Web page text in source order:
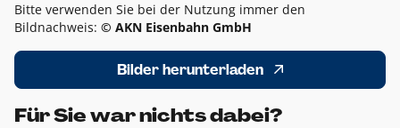
Bitte verwenden Sie bei der Nutzung immer den
Bildnachweis: © AKN Eisenbahn GmbH
Bilder herunterladen
Für Sie war nichts dabei?